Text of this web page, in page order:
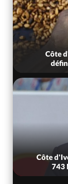
Côte
Côte
743